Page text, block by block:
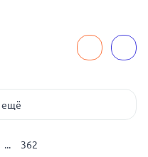
ещё
... 362